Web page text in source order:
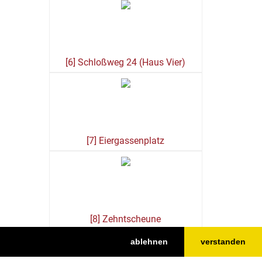
ablehnen verstanden
[6] Schloßweg 24 (Haus Vier)
[7] Eiergassenplatz
[8] Zehntscheune